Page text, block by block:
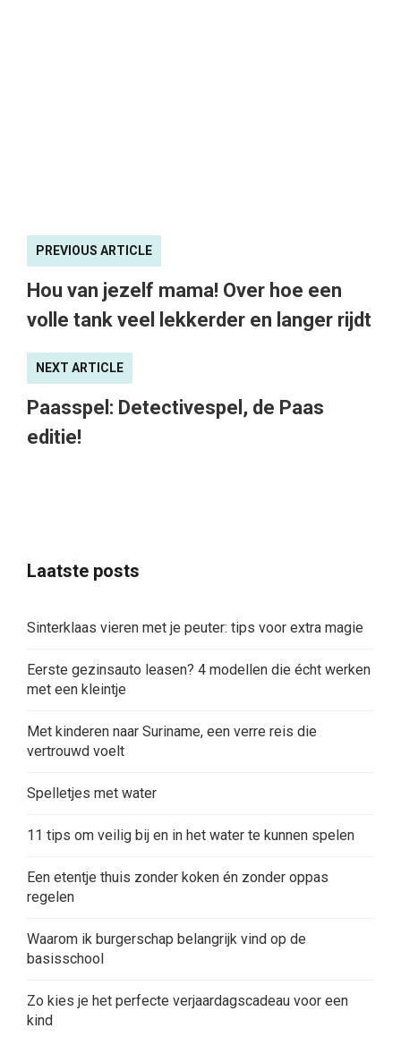
PREVIOUS ARTICLE
Hou van jezelf mama! Over hoe een
volle tank veel lekkerder en langer rijdt
NEXT ARTICLE
Paasspel: Detectivespel, de Paas
editie!
Laatste posts
Sinterklaas vieren met je peuter: tips voor extra magie
Eerste gezinsauto leasen? 4 modellen die écht werken
met een kleintje
Met kinderen naar Suriname, een verre reis die
vertrouwd voelt
Spelletjes met water
11 tips om veilig bij en in het water te kunnen spelen
Een etentje thuis zonder koken én zonder oppas
regelen
Waarom ik burgerschap belangrijk vind op de
basisschool
Zo kies je het perfecte verjaardagscadeau voor een
kind